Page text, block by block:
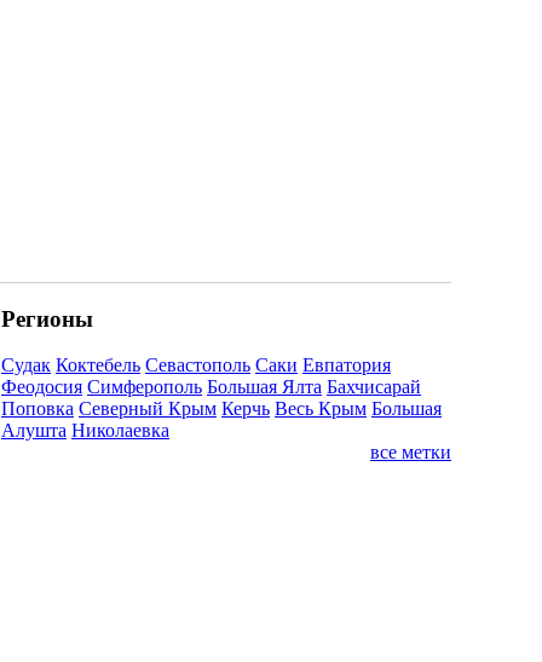
Регионы
Судак Коктебель Севастополь Саки Евпатория
Феодосия Симферополь Большая Ялта Бахчисарай
Поповка Северный Крым Керчь Весь Крым Большая
Алушта Николаевка
все метки